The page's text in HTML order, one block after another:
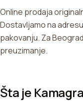
Online prodaja
Dostavljamo na
pakovanju. Za
preuzimanje.
Šta je